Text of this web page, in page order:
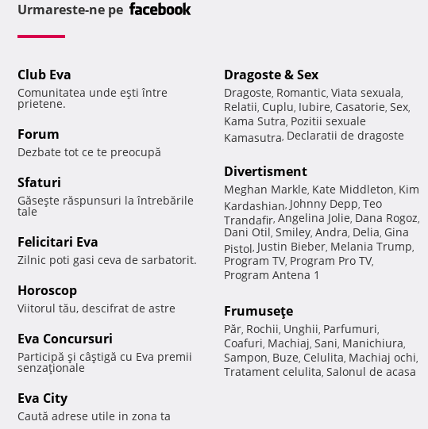
Urmareste-ne pe
Club Eva
Comunitatea unde eşti între
prietene.
Forum
Dezbate tot ce te preocupă
Sfaturi
Găseşte răspunsuri la întrebările
tale
Felicitari Eva
Zilnic poti gasi ceva de sarbatorit.
Horoscop
Viitorul tău, descifrat de astre
Eva Concursuri
Participă şi câştigă cu Eva premii
senzaţionale
Eva City
Caută adrese utile in zona ta
Dragoste & Sex
Dragoste, Romantic, Viata sexuala,
Relatii, Cuplu, Iubire, Casatorie, Sex,
Kama Sutra, Pozitii sexuale
Kamasutra, Declaratii de dragoste
Divertisment
Meghan Markle, Kate Middleton, Kim
Kardashian, Johnny Depp, Teo
Trandafir, Angelina Jolie, Dana Rogoz,
Dani Otil, Smiley, Andra, Delia, Gina
Pistol, Justin Bieber, Melania Trump,
Program TV, Program Pro TV,
Program Antena 1
Frumuseţe
Păr, Rochii, Unghii, Parfumuri,
Coafuri, Machiaj, Sani, Manichiura,
Sampon, Buze, Celulita, Machiaj ochi,
Tratament celulita, Salonul de acasa